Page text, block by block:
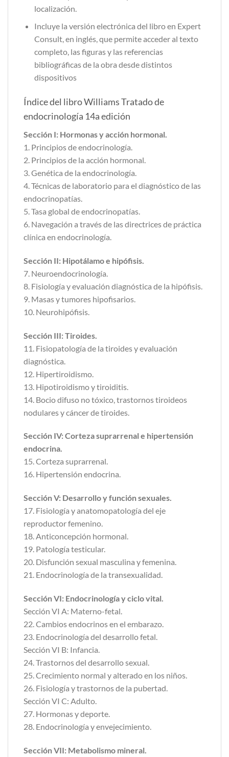
localización.
Incluye la versión electrónica del libro en Expert
Consult, en inglés, que permite acceder al texto
completo, las figuras y las referencias
bibliográficas de la obra desde distintos
dispositivos
Índice del libro Williams Tratado de
endocrinología 14a edición
Sección I: Hormonas y acción hormonal.
1. Principios de endocrinología.
2. Principios de la acción hormonal.
3. Genética de la endocrinología.
4. Técnicas de laboratorio para el diagnóstico de las
endocrinopatías.
5. Tasa global de endocrinopatías.
6. Navegación a través de las directrices de práctica
clínica en endocrinología.
Sección II: Hipotálamo e hipófisis.
7. Neuroendocrinología.
8. Fisiología y evaluación diagnóstica de la hipófisis.
9. Masas y tumores hipofisarios.
10. Neurohipófisis.
Sección III: Tiroides.
11. Fisiopatología de la tiroides y evaluación
diagnóstica.
12. Hipertiroidismo.
13. Hipotiroidismo y tiroiditis.
14. Bocio difuso no tóxico, trastornos tiroideos
nodulares y cáncer de tiroides.
Sección IV: Corteza suprarrenal e hipertensión
endocrina.
15. Corteza suprarrenal.
16. Hipertensión endocrina.
Sección V: Desarrollo y función sexuales.
17. Fisiología y anatomopatología del eje
reproductor femenino.
18. Anticoncepción hormonal.
19. Patología testicular.
20. Disfunción sexual masculina y femenina.
21. Endocrinología de la transexualidad.
Sección VI: Endocrinología y ciclo vital.
Sección VI A: Materno-fetal.
22. Cambios endocrinos en el embarazo.
23. Endocrinología del desarrollo fetal.
Sección VI B: Infancia.
24. Trastornos del desarrollo sexual.
25. Crecimiento normal y alterado en los niños.
26. Fisiología y trastornos de la pubertad.
Sección VI C: Adulto.
27. Hormonas y deporte.
28. Endocrinología y envejecimiento.
Sección VII: Metabolismo mineral.